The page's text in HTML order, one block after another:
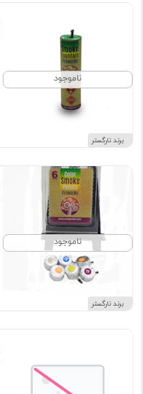
ناموجود
برند نارگستر
ناموجود
برند نارگستر